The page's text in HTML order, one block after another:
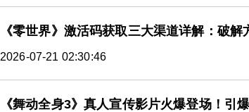
《零世界》激活码获取三大渠道详解：破解
2026-07-21 02:30:46
《舞动全身3》真人宣传影片火爆登场！引